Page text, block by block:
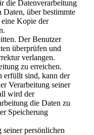
die Datenverarbeitung
über bestimmte
Kopie der
Der Benutzer
überprüfen und
verlangen.
zu erreichen.
erfüllt sind, kann der
Verarbeitung seiner
wird der
die Daten zu
Speicherung
persönlichen